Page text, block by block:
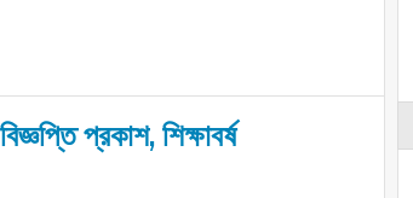
প্রকাশ, শিক্ষাবর্ষ